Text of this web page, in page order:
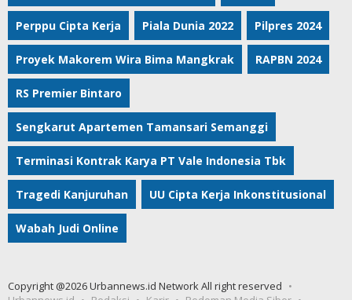
Perppu Cipta Kerja Piala Dunia 2022 Pilpres 2024
Proyek Makorem Wira Bima Mangkrak RAPBN 2024
RS Premier Bintaro
Sengkarut Apartemen Tamansari Semanggi
Terminasi Kontrak Karya PT Vale Indonesia Tbk
Tragedi Kanjuruhan UU Cipta Kerja Inkonstitusional
Wabah Judi Online
Copyright @2026 Urbannews.id Network All right reserved